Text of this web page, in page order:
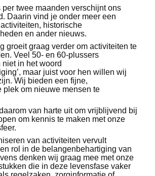
twee maanden verschijnt ons
Daarin vind je onder meer een
historische
en ander nieuws.
groeit graag verder om activiteiten te
Veel 50- en 60-plussers
in het woord
maar juist voor hen willen wij
Wij bieden een fijne,
plek om nieuwe mensen te
van harte uit om vrijblijvend bij
om kennis te maken met onze
van activiteiten vervult
rol in de belangenbehartiging van
denken wij graag mee met onze
die in deze levensfase vaker